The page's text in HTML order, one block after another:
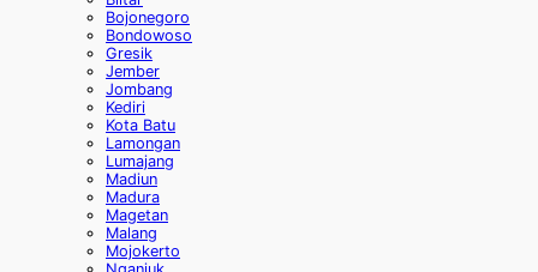
Bojonegoro
Bondowoso
Gresik
Jember
Jombang
Kediri
Kota Batu
Lamongan
Lumajang
Madiun
Madura
Magetan
Malang
Mojokerto